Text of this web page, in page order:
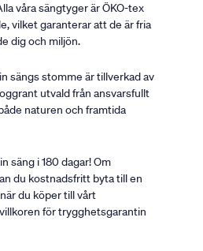
våra sängtyger är ÖKO-tex
vilket garanterar att de är fria
dig och miljön.
sängs stomme är tillverkad av
utvald från ansvarsfullt
naturen och framtida
säng i 180 dagar! Om
du kostnadsfritt byta till en
du köper till vårt
för trygghetsgarantin